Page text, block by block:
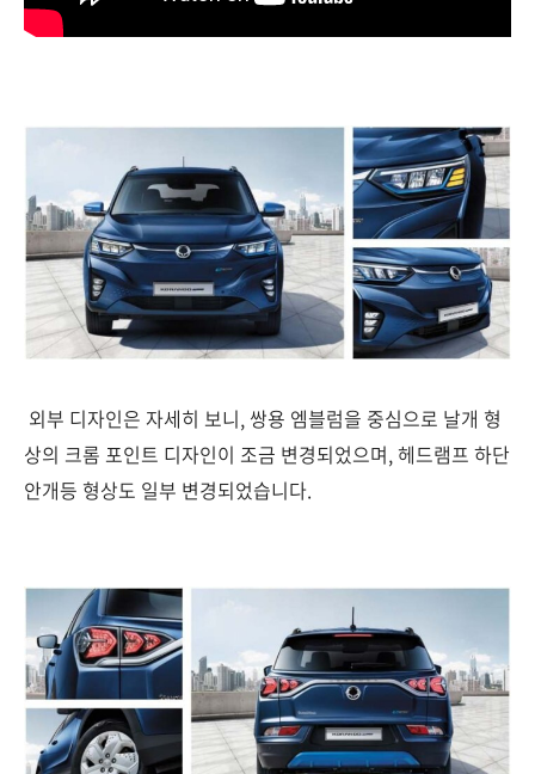
외부 디자인은 자세히 보니, 쌍용 엠블럼을 중심으로 날개 형
상의 크롬 포인트 디자인이 조금 변경되었으며, 헤드램프 하단
안개등 형상도 일부 변경되었습니다.